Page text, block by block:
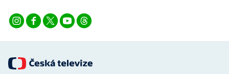
Vodní slalom
Ostatní